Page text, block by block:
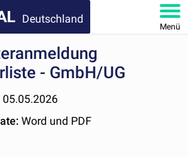
Deutschland
Menü
- GmbH/UG
05.05.2026
Word und PDF